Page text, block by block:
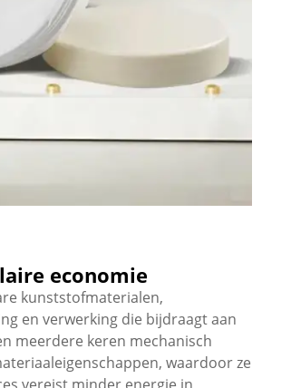
economie
kunststofmaterialen,
en verwerking die bijdraagt aan
meerdere keren mechanisch
waardoor ze